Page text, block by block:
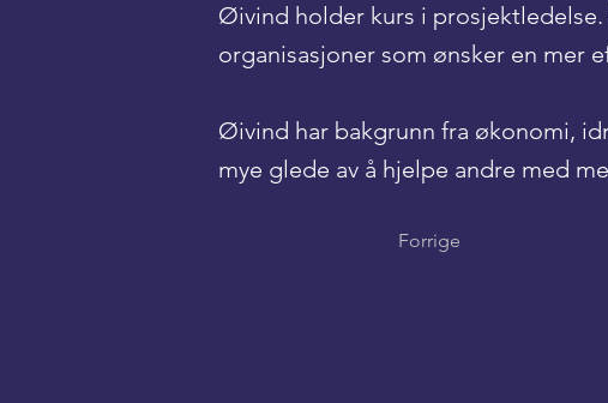
Øivind holder kurs i
organisasjoner som ønsker en mer
​Øivind har bakgrunn fra økonomi,
mye glede av å hjelpe andre med
Forrige